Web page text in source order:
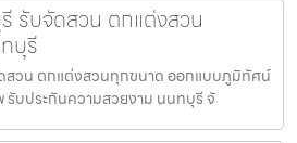
รับจัดสวน ตกแต่งสวน
บุรี
สวน ตกแต่งสวนทุกขนาด ออกแบบภูมิทัศน์
รับประกันความสวยงาม นนทบุรี จั